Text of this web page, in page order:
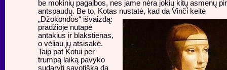
be mokinių pagalbos, nes jame nėra jokių kitų asmenų
antspaudų. Be to, Kotas nustatė, kad da Vinči keitė
„Džokondos“ išvaizdą:
pradžioje nutapė
antakius ir blakstienas,
o vėliau jų atsisakė.
Taip pat Kotui per
trumpą laiką pavyko
sudaryti savotišką da